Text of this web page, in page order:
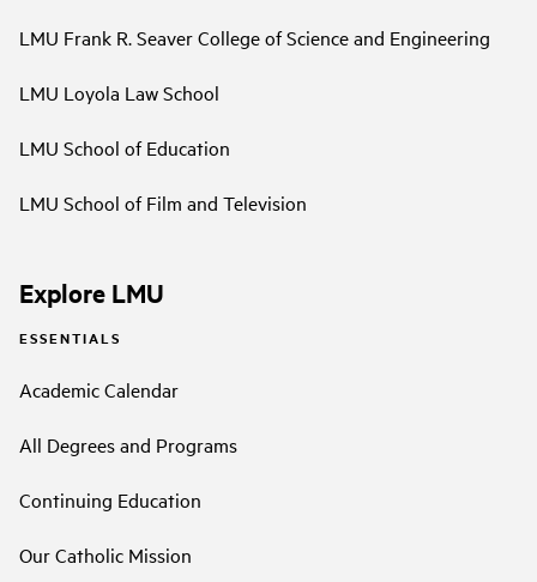
LMU Frank R. Seaver College of Science and Engineering
LMU Loyola Law School
LMU School of Education
LMU School of Film and Television
Explore LMU
ESSENTIALS
Academic Calendar
All Degrees and Programs
Continuing Education
Our Catholic Mission